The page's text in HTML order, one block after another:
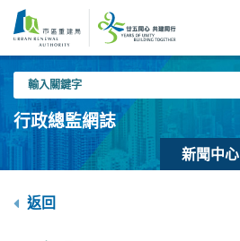
要
入
關
鍵
行政總監網誌
新聞中心
返回